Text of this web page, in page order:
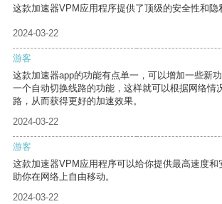
这款加速器VPM应用程序提供了顶级的安全性和隐
2024-03-22
游客
这款加速器app的功能有点单一，可以增加一些新
一个自动切换线路的功能，这样就可以根据网络情
路，从而获得更好的加速效果。
2024-03-22
游客
这款加速器VPM应用程序可以给你提供最高速度和
助你在网络上自由移动。
2024-03-22